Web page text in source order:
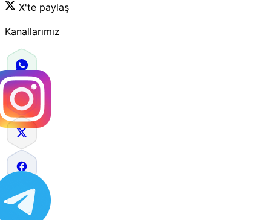
X'te paylaş
Kanallarımız